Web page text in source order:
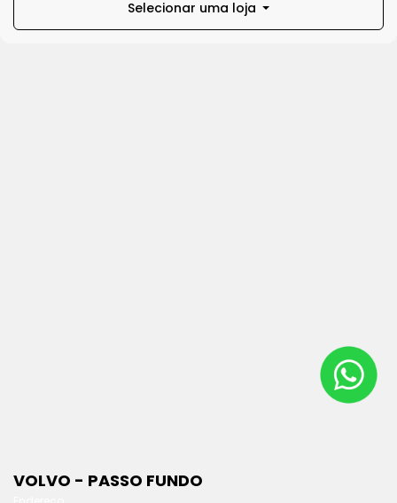
Selecionar uma loja
VOLVO - PASSO FUNDO